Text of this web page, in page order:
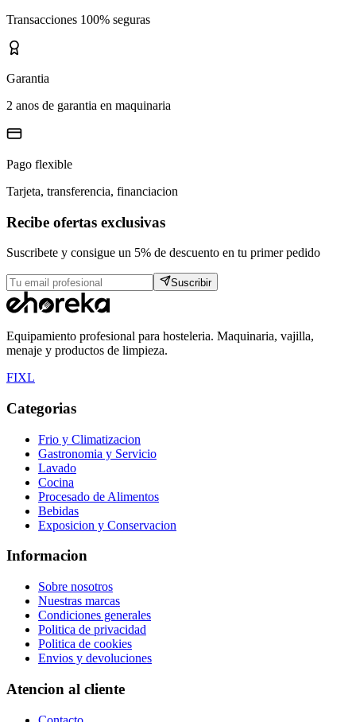
Transacciones 100% seguras
Garantia
2 anos de garantia en maquinaria
Pago flexible
Tarjeta, transferencia, financiacion
Recibe ofertas exclusivas
Suscribete y consigue un 5% de descuento en tu primer pedido
Suscribir
Equipamiento profesional para hosteleria. Maquinaria, vajilla,
menaje y productos de limpieza.
FIXL
Categorias
Frio y Climatizacion
Gastronomia y Servicio
Lavado
Cocina
Procesado de Alimentos
Bebidas
Exposicion y Conservacion
Informacion
Sobre nosotros
Nuestras marcas
Condiciones generales
Politica de privacidad
Politica de cookies
Envios y devoluciones
Atencion al cliente